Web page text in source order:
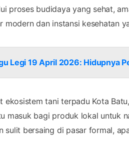
proses budidaya yang sehat,
modern dan instansi kesehatan
Legi 19 April 2026: Hidupnya
tani terpadu Kota
masuk bagi produk lokal untuk
sulit bersaing di pasar formal,